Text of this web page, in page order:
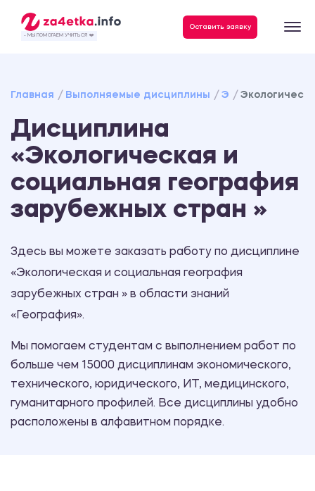
- МЫ ПОМОГАЕМ УЧИТЬСЯ ❤️
Оставить заявку
Главная Выполняемые дисциплины Э
Дисциплина
«Экологическая и
социальная география
зарубежных стран »
Здесь вы можете заказать работу по дисциплине
«Экологическая и социальная география
зарубежных стран » в области знаний
«География».
Мы помогаем студентам с выполнением работ по
больше чем 15000 дисциплинам экономического,
технического, юридического, ИТ, медицинского,
гуманитарного профилей. Все дисциплины удобно
расположены в алфавитном порядке.